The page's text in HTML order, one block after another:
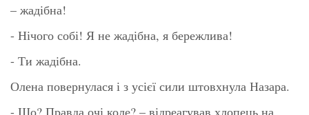
– жадібна!
- Нічого собі! Я не жадібна, я бережлива!
- Ти жадібна.
Олена повернулася і з усієї сили штовхнула Назара.
- Що? Правда очі коле? – відреагував хлопець на